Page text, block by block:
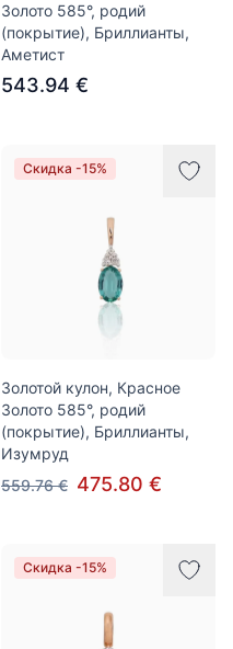
Золото 585°, родий
(покрытие), Бриллианты,
Аметист
543.94 €
Скидка -15%
Золотой кулон, Красное
Золото 585°, родий
(покрытие), Бриллианты,
Изумруд
559.76 € 475.80 €
Скидка -15%